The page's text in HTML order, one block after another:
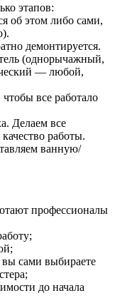
этапов:
об этом либо сами,
демонтируется.
(однорычажный,
— любой,
все работало
Делаем все
работы.
ванную/
профессионалы
сами выбираете
до начала